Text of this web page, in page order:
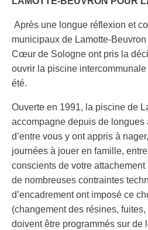
Après une longue réflexion et
municipaux de Lamotte-
Cœur de Sologne ont pris la
ouvrir la piscine
été.
Ouverte en 1991, la piscine de
accompagne depuis de longues
d’entre vous y ont appris à
journées à jouer en famille,
conscients de votre
de nombreuses contraintes
d’encadrement ont imposé ce
(changement des résines,
doivent être programmés sur de